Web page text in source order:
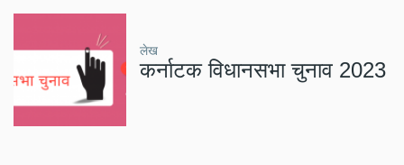
लेख
कर्नाटक विधानसभा चुनाव 2023